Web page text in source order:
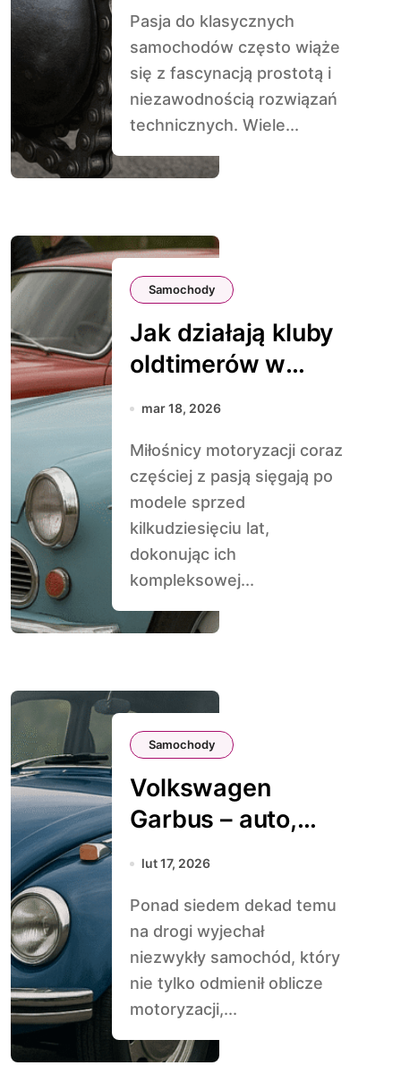
Pasja do klasycznych
samochodów często wiąże
się z fascynacją prostotą i
niezawodnością rozwiązań
technicznych. Wiele...
Samochody
Jak działają kluby
oldtimerów w
Polsce
mar 18, 2026
Miłośnicy motoryzacji coraz
częściej z pasją sięgają po
modele sprzed
kilkudziesięciu lat,
dokonując ich
kompleksowej...
Samochody
Volkswagen
Garbus – auto,
które pokochał
lut 17, 2026
Ponad siedem dekad temu
na drogi wyjechał
niezwykły samochód, który
nie tylko odmienił oblicze
motoryzacji,...